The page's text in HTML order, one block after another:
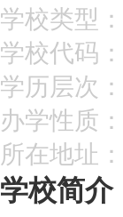
学校类型：
学校代码：
学历层次：
办学性质：
所在地址：
学校简介